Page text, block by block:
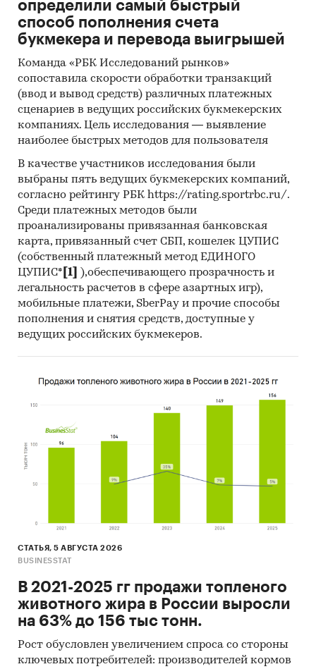
порталы
Методы:
Кабинетное исследование. Поиск и анализ
информации из различных источников,
проведение расчетов. Статистика и
аналитика
Прогноз ГидМаркет. Современные
поправкой на мнение экспертов.
Отчет отражает мнение авторов и не является
инвестиционной рекомендацией
Категории: Потребительские товары / ... /
Колбаса, сосиски, деликатесы / Паштет
Промышленность / ... / Колбаса, сосиски,
деликатесы / Паштет
Россия
определили самый быстрый
способ пополнения счета
букмекера и перевода выигрышей
Команда «РБК Исследований рынков»
сопоставила скорости обработки транзакций
(ввод и вывод средств) различных платежных
сценариев в ведущих российских букмекерских
компаниях. Цель исследования — выявление
наиболее быстрых методов для пользователя
В качестве участников исследования были
выбраны пять ведущих букмекерских компаний,
согласно рейтингу РБК https://rating.sportrbc.ru/.
Среди платежных методов были
проанализированы привязанная банковская
карта, привязанный счет СБП, кошелек ЦУПИС
(собственный платежный метод ЕДИНОГО
ЦУПИС* [1]
),обеспечивающего прозрачность и
легальность расчетов в сфере азартных игр),
мобильные платежи, SberPay и прочие способы
пополнения и снятия средств, доступные у
ведущих российских букмекеров.
СТАТЬЯ, 5 АВГУСТА 2026
BUSINESSTAT
В 2021-2025 гг продажи топленого
животного жира в России выросли
на 63% до 156 тыс тонн.
Рост обусловлен увеличением спроса со стороны
ключевых потребителей: производителей кормов